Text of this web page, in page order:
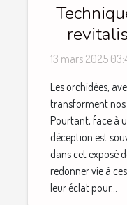
13 mars 2025
Les orchidées,
transforment nos
Pourtant, face à
déception est
dans cet exposé
redonner vie à
leur éclat pour...